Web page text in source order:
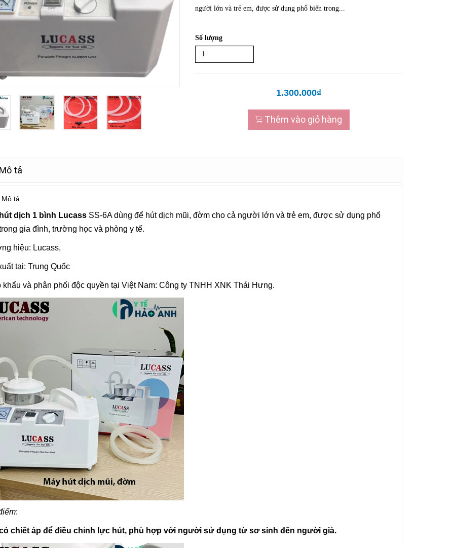
người lớn và trẻ em, được sử dụng phổ biến trong...
Số lượng
1.300.000₫
Thêm vào giỏ hàng
tả
Mô tả
dịch 1 bình LucassSS-6A dùng để hút dịch mũi, đờm cho cả người lớn và trẻ em, được sử dụng phổ
gia đình, trường học và phòng y tế.
hiệu: Lucass,
tại: Trung Quốc
khẩu và phân phối độc quyền tại Việt Nam: Công ty TNHH XNK Thái Hưng.
:
chiết áp để điều chỉnh lực hút, phù hợp với người sử dụng từ sơ sinh đến người già.